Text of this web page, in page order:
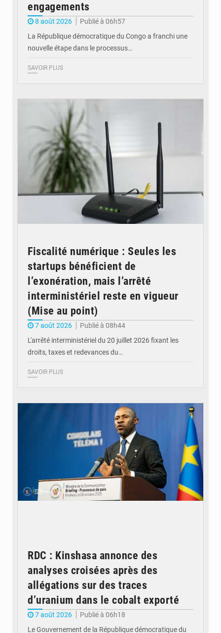
engagements
8 août 2026
Publié à 06h57
La République démocratique du Congo a franchi une
nouvelle étape dans le processus…
SAVOIR PLUS
Fiscalité numérique : Seules les
startups bénéficient de
l’exonération, mais l’arrêté
interministériel reste en vigueur
(Mise au point)
7 août 2026
Publié à 08h44
L'arrêté interministériel du 20 juillet 2026 fixant les
droits, taxes et redevances du…
SAVOIR PLUS
RDC : Kinshasa annonce des
analyses croisées après des
allégations sur des traces
d’uranium dans le cobalt exporté
7 août 2026
Publié à 06h18
Le Gouvernement de la République démocratique du